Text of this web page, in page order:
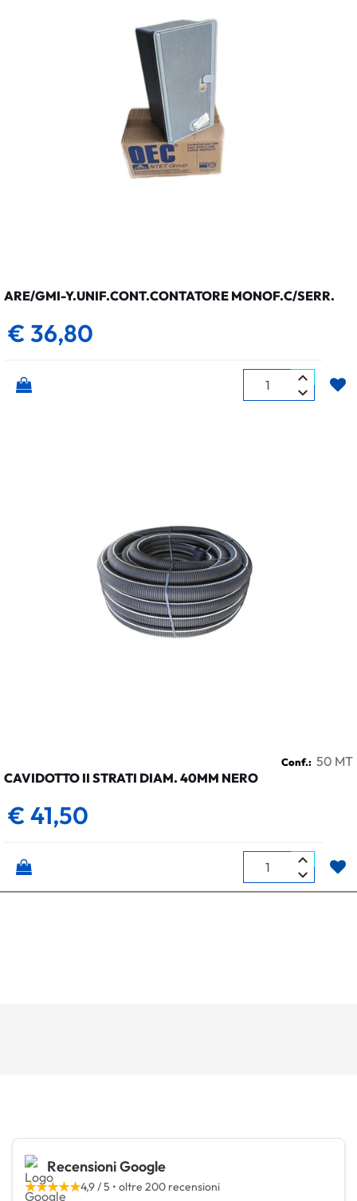
ARE/GMI-Y.UNIF.CONT.CONTATORE MONOF.C/SERR.
€ 36,80
Quantità
Conf.: 50 MT
CAVIDOTTO II STRATI DIAM. 40MM NERO
€ 41,50
Quantità
Recensioni Google
★★★★★4,9 / 5 • oltre 200 recensioni